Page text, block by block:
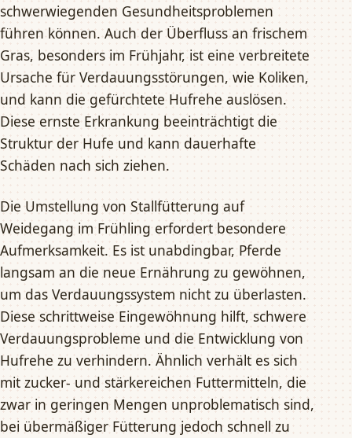
schwerwiegenden Gesundheitsproblemen
führen können. Auch der Überfluss an frischem
Gras, besonders im Frühjahr, ist eine verbreitete
Ursache für Verdauungsstörungen, wie Koliken,
und kann die gefürchtete Hufrehe auslösen.
Diese ernste Erkrankung beeinträchtigt die
Struktur der Hufe und kann dauerhafte
Schäden nach sich ziehen.
Die Umstellung von Stallfütterung auf
Weidegang im Frühling erfordert besondere
Aufmerksamkeit. Es ist unabdingbar, Pferde
langsam an die neue Ernährung zu gewöhnen,
um das Verdauungssystem nicht zu überlasten.
Diese schrittweise Eingewöhnung hilft, schwere
Verdauungsprobleme und die Entwicklung von
Hufrehe zu verhindern. Ähnlich verhält es sich
mit zucker- und stärkereichen Futtermitteln, die
zwar in geringen Mengen unproblematisch sind,
bei übermäßiger Fütterung jedoch schnell zu